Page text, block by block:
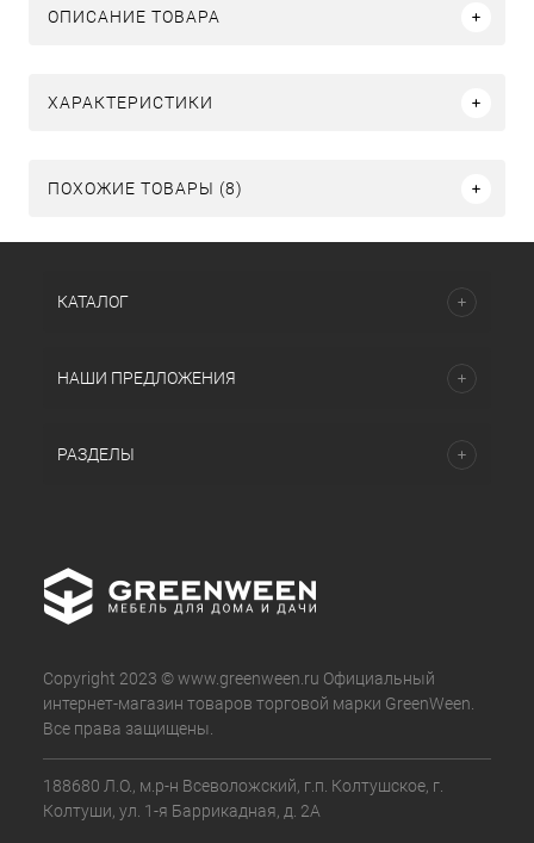
ОПИСАНИЕ ТОВАРА
ХАРАКТЕРИСТИКИ
ПОХОЖИЕ ТОВАРЫ (8)
КАТАЛОГ
НАШИ ПРЕДЛОЖЕНИЯ
РАЗДЕЛЫ
Copyright 2023 © www.greenween.ru Официальный
интернет-магазин товаров торговой марки GreenWeen.
Все права защищены.
188680 Л.О., м.р-н Всеволожский, г.п. Колтушское, г.
Колтуши, ул. 1-я Баррикадная, д. 2А